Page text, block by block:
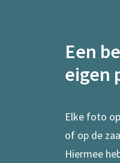
Een
eigen
Elke foto
of op de
Hiermee